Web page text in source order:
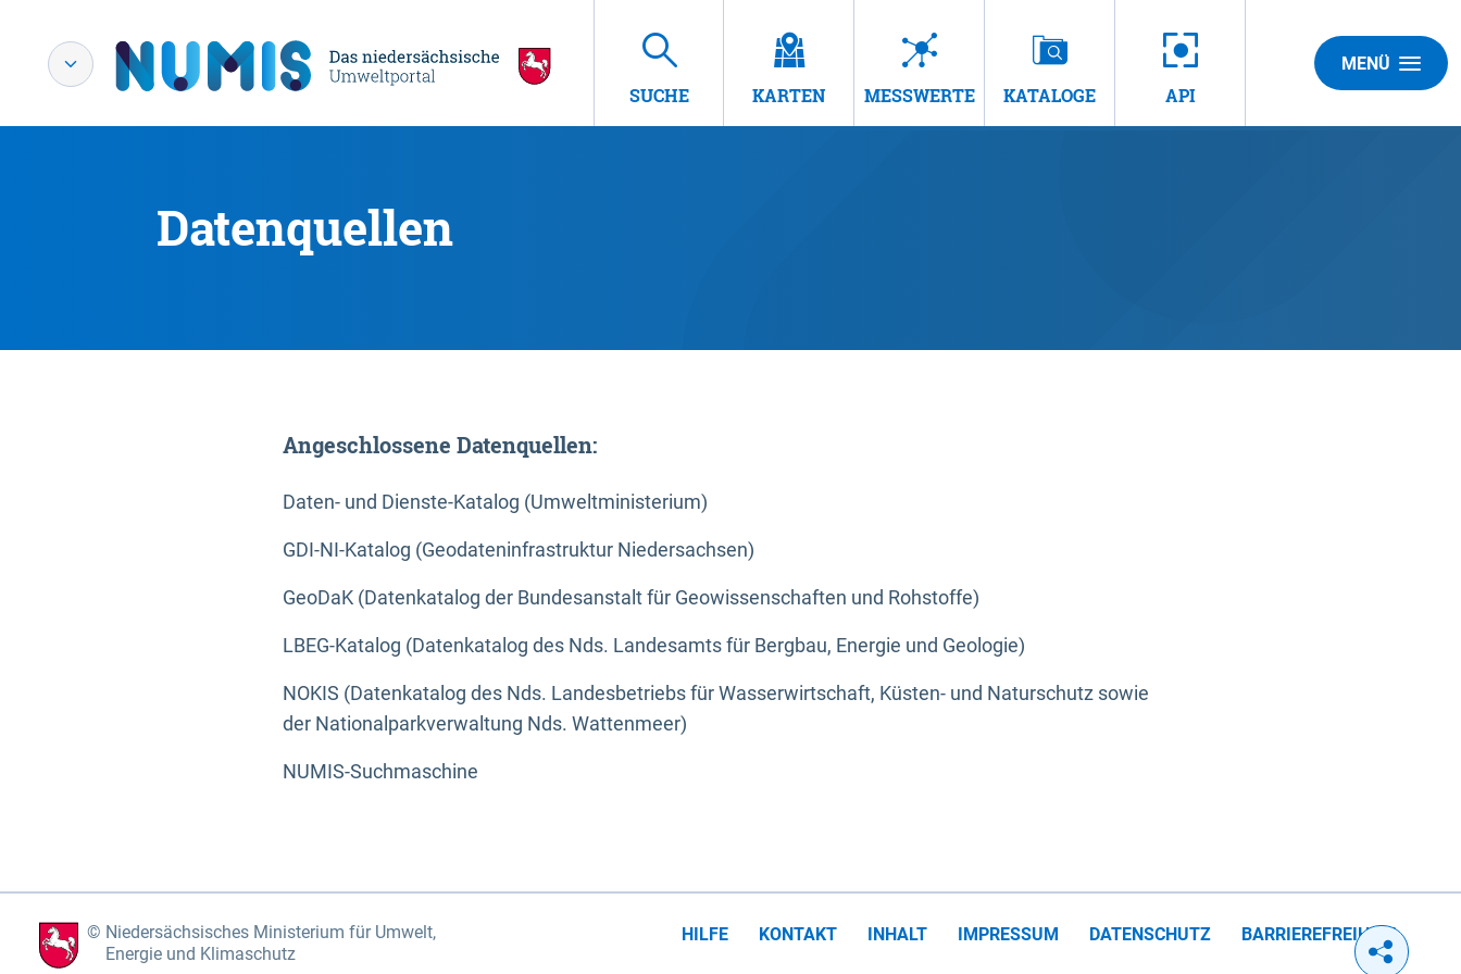
SUCHE KARTEN MESSWERTE KATALOGE API
MENÜ
Datenquellen
Angeschlossene Datenquellen:
Daten- und Dienste-Katalog (Umweltministerium)
GDI-NI-Katalog (Geodateninfrastruktur Niedersachsen)
GeoDaK (Datenkatalog der Bundesanstalt für Geowissenschaften und Rohstoffe)
LBEG-Katalog (Datenkatalog des Nds. Landesamts für Bergbau, Energie und Geologie)
NOKIS (Datenkatalog des Nds. Landesbetriebs für Wasserwirtschaft, Küsten- und Naturschutz sowie
der Nationalparkverwaltung Nds. Wattenmeer)
NUMIS-Suchmaschine
Niedersächsisches Ministerium für Umwelt,
Energie und Klimaschutz
HILFE KONTAKT INHALT IMPRESSUM DATENSCHUTZ BARRIEREFREIHEIT